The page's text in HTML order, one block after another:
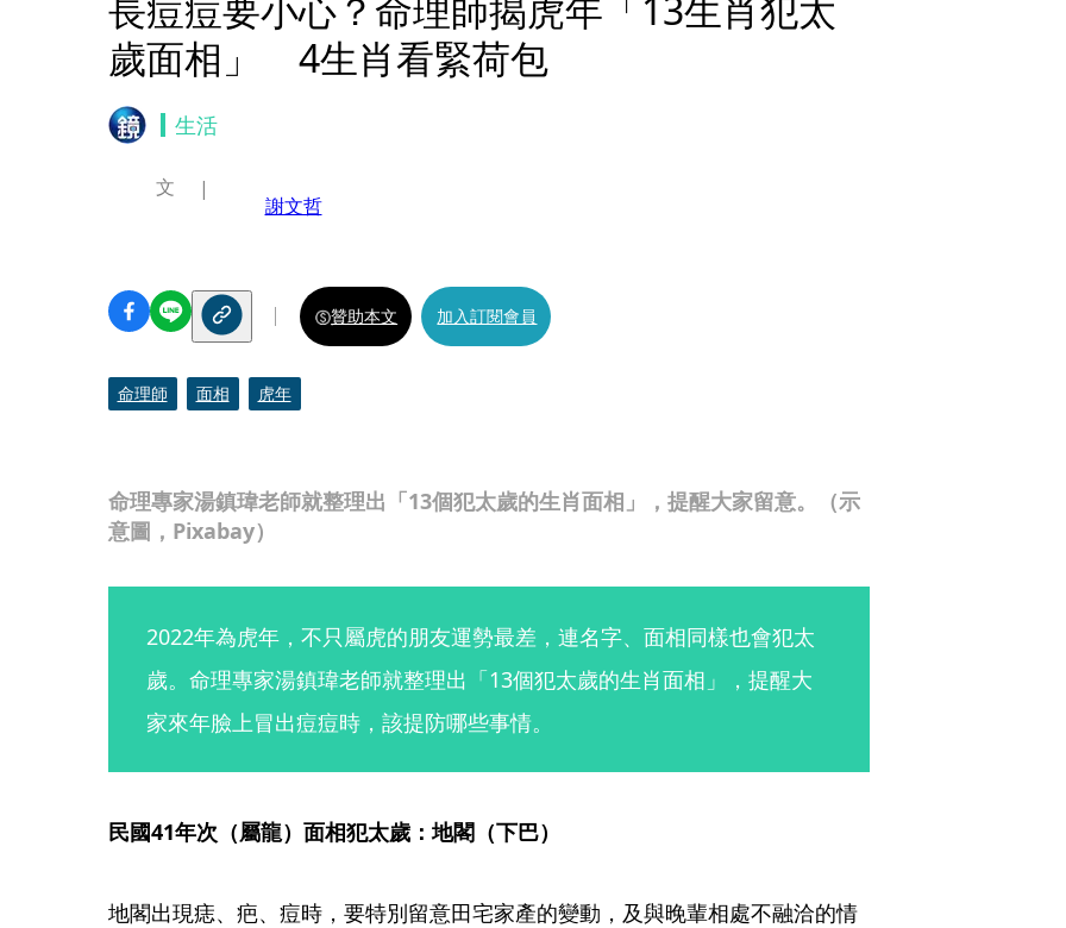
長痘痘要小心？命理師揭虎年「13生肖犯太
歲面相」 4生肖看緊荷包
生活
命理專家湯鎮瑋老師就整理出「13個犯太歲的生肖面相」，提醒大家留意。（示
意圖，Pixabay）
文
謝文哲
贊助本文 加入訂閱會員
命理師 面相 虎年
2022年為虎年，不只屬虎的朋友運勢最差，連名字、面相同樣也會犯太
歲。命理專家湯鎮瑋老師就整理出「13個犯太歲的生肖面相」，提醒大
家來年臉上冒出痘痘時，該提防哪些事情。
民國41年次（屬龍）面相犯太歲：地閣（下巴）
地閣出現痣、疤、痘時，要特別留意田宅家產的變動，及與晚輩相處不融洽的情